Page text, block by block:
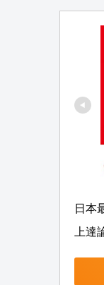
日本
上達